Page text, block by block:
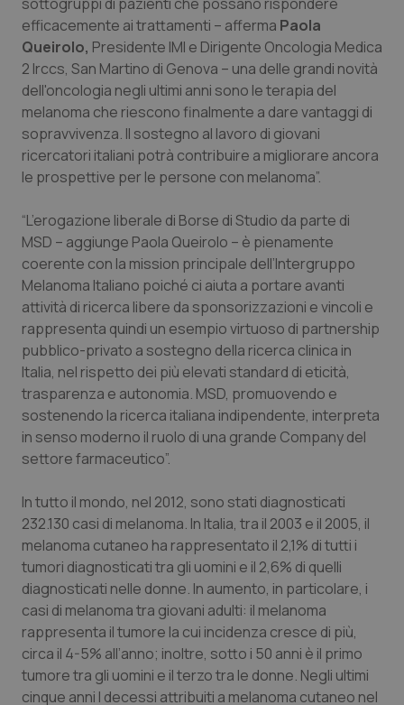
Piemonte
Provincia Autonoma di Bolzano
Provincia Autonoma di Trento
Puglia
Sardegna
Sicilia
Toscana
Umbria
Valle D’Aosta
Veneto
HIV
Infezioni & Febbre
Ipertensione & Scompenso
Malattie rare
Malattia di Crohn & Rettocolite Ulcerosa
Neuroscienze & patologie neurodegenerative
Obesità
Oftalmologia
Oncodermatologia
Oncoematologia
Oncologia & Nutrizione
Psoriasi & pelle
Quotidiano Cardiologia
Quotidiano Chirurgia
Quotidiano Oncologia
efficacemente ai trattamenti – afferma Paola
Queirolo, Presidente IMI e Dirigente Oncologia Medica
2 Irccs, San Martino di Genova – una delle grandi novità
dell'oncologia negli ultimi anni sono le terapia del
melanoma che riescono finalmente a dare vantaggi di
sopravvivenza. Il sostegno al lavoro di giovani
ricercatori italiani potrà contribuire a migliorare ancora
le prospettive per le persone con melanoma”.
“L’erogazione liberale di Borse di Studio da parte di
MSD – aggiunge Paola Queirolo – è pienamente
coerente con la mission principale dell’Intergruppo
Melanoma Italiano poiché ci aiuta a portare avanti
attività di ricerca libere da sponsorizzazioni e vincoli e
rappresenta quindi un esempio virtuoso di partnership
pubblico-privato a sostegno della ricerca clinica in
Italia, nel rispetto dei più elevati standard di eticità,
trasparenza e autonomia. MSD, promuovendo e
sostenendo la ricerca italiana indipendente, interpreta
in senso moderno il ruolo di una grande Company del
settore farmaceutico”.
In tutto il mondo, nel 2012, sono stati diagnosticati
232.130 casi di melanoma. In Italia, tra il 2003 e il 2005, il
melanoma cutaneo ha rappresentato il 2,1% di tutti i
tumori diagnosticati tra gli uomini e il 2,6% di quelli
diagnosticati nelle donne. In aumento, in particolare, i
casi di melanoma tra giovani adulti: il melanoma
rappresenta il tumore la cui incidenza cresce di più,
circa il 4-5% all’anno; inoltre, sotto i 50 anni è il primo
tumore tra gli uomini e il terzo tra le donne. Negli ultimi
cinque anni I decessi attribuiti a melanoma cutaneo nel